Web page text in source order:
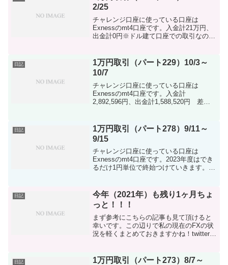
2/25
チャレンジ口座に使っている口座は
Exnessのmt4口座です。入金計21万円、
出金計0円※ドル建て口座での取引なので
※taritaliに紐付けて行ってます。さ...
日記
1万円取引（パート229）10/3～
10/7
チャレンジ口座に使っている口座は
Exnessのmt4口座です。入金計
2,892,596円、出金計1,588,520円 差
けて行ってます今週も入...
日記
1万円取引（パート278）9/11～
9/15
チャレンジ口座に使っている口座は
Exnessのmt4口座です。2023年度はでき
るだけ1円単位で終始つけていきます。入
ル建て口座で行...
日記
今年（2021年）も残り1ヶ月ちょ
っと！！！
まず参考にこちらの記事も見て頂けると
幸いです。この辺りで私の現在のFXの状
況を軽くまとめておきますかね！twitter等
以下の通りとなってます。エクセル管理
日記
1万円取引（パート273）8/7～